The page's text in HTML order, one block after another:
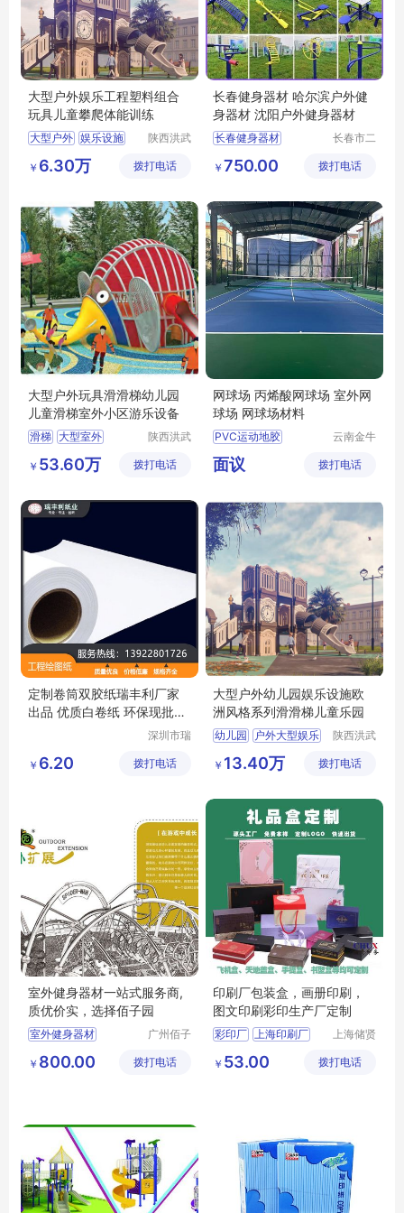
大型户外娱乐工程塑料组合
玩具儿童攀爬体能训练
大型户外 娱乐设施
幼儿组合玩具
陕西洪武
有限公司
￥ 6.30万 拨打电话
长春健身器材 哈尔滨户外健
身器材 沈阳户外健身器材
长春健身器材
沈阳健身器材
长春市二
五金产品
￥ 750.00 拨打电话
大型户外玩具滑滑梯幼儿园
儿童滑梯室外小区游乐设备
滑梯 大型室外
陕西洪武
有限公司
￥ 53.60万 拨打电话
网球场 丙烯酸网球场 室外网
球场 网球场材料
PVC运动地胶
篮球场地胶
羽毛球场地胶
云南金牛
有限公司
面议 拨打电话
定制卷筒双胶纸瑞丰利厂家
出品 优质白卷纸 环保现批物
深圳市瑞
有限公司
￥ 6.20 拨打电话
大型户外幼儿园娱乐设施欧
洲风格系列滑滑梯儿童乐园
幼儿园
户外大型娱乐
乐园
陕西洪武
有限公司
￥ 13.40万 拨打电话
室外健身器材一站式服务商,
质优价实，选择佰子园
室外健身器材
户外健身器材厂家
广州佰子
备有限公
￥ 800.00 拨打电话
印刷厂包装盒，画册印刷，
图文印刷彩印生产厂定制
彩印厂 上海印刷厂
包装印刷
上海储贤
有限公司
￥ 53.00 拨打电话